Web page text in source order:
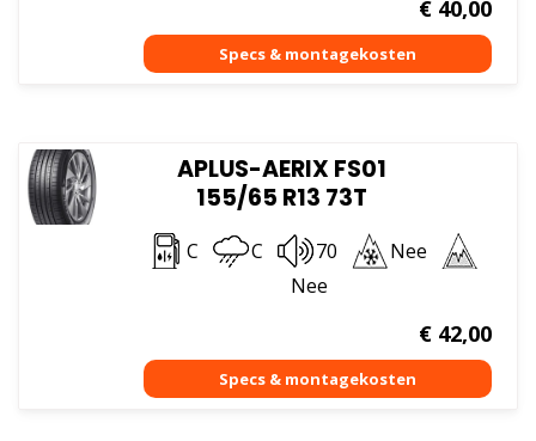
€40,00
APLUS-AERIX FS01
155/65 R13 73T
C C 70
Nee
Nee
€42,00